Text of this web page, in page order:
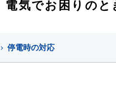
電気でお困りのと
停電時の対応